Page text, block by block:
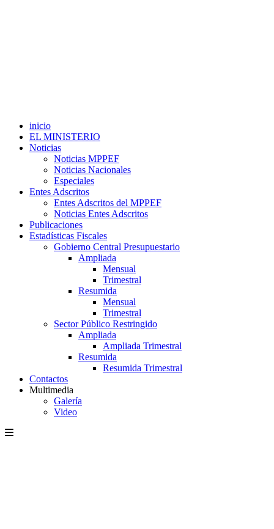
inicio
EL MINISTERIO
Noticias
Noticias MPPEF
Noticias Nacionales
Especiales
Entes Adscritos
Entes Adscritos del MPPEF
Noticias Entes Adscritos
Publicaciones
Estadísticas Fiscales
Gobierno Central Presupuestario
Ampliada
Mensual
Trimestral
Resumida
Mensual
Trimestral
Sector Público Restringido
Ampliada
Ampliada Trimestral
Resumida
Resumida Trimestral
Contactos
Multimedia
Galería
Video